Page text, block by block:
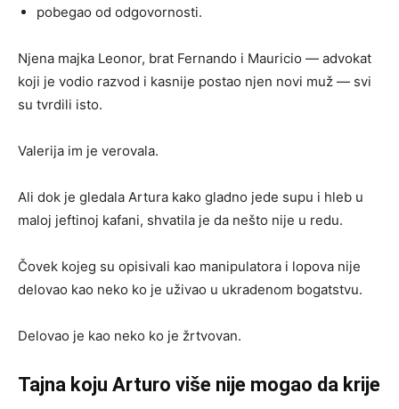
pobegao od odgovornosti.
Njena majka Leonor, brat Fernando i Mauricio — advokat
koji je vodio razvod i kasnije postao njen novi muž — svi
su tvrdili isto.
Valerija im je verovala.
Ali dok je gledala Artura kako gladno jede supu i hleb u
maloj jeftinoj kafani, shvatila je da nešto nije u redu.
Čovek kojeg su opisivali kao manipulatora i lopova nije
delovao kao neko ko je uživao u ukradenom bogatstvu.
Delovao je kao neko ko je žrtvovan.
Tajna koju Arturo više nije mogao da krije